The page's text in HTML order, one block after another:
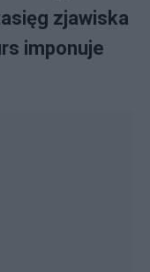
zjawiska
imponuje